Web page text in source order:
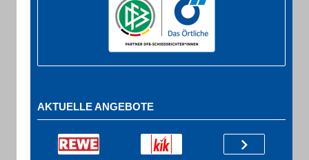
AKTUELLE ANGEBOTE